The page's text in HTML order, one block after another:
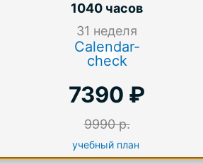
1040 часов
31 неделя
Calendar-
check
7390 ₽
9990 р.
учебный план